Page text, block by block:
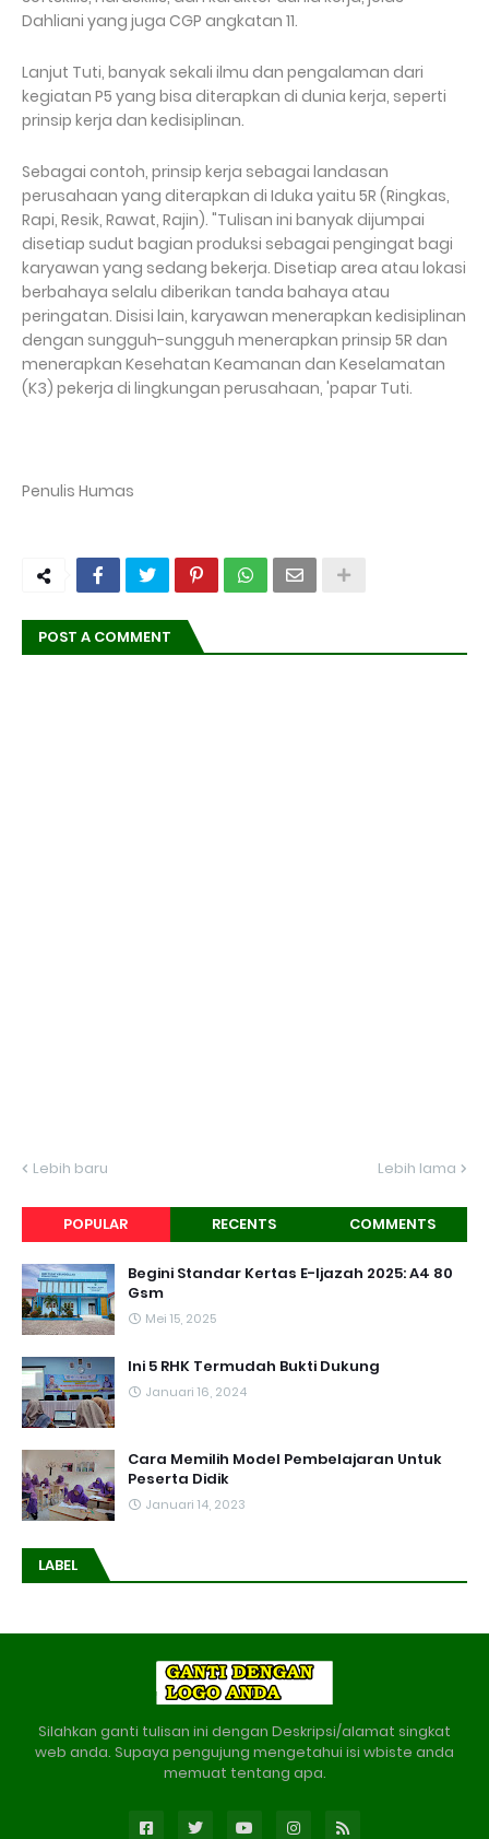
Dahliani yang juga CGP angkatan 11.
Lanjut Tuti, banyak sekali ilmu dan pengalaman dari
kegiatan P5 yang bisa diterapkan di dunia kerja, seperti
prinsip kerja dan kedisiplinan.
Sebagai contoh, prinsip kerja sebagai landasan
perusahaan yang diterapkan di Iduka yaitu 5R (Ringkas,
Rapi, Resik, Rawat, Rajin). "Tulisan ini banyak dijumpai
disetiap sudut bagian produksi sebagai pengingat bagi
karyawan yang sedang bekerja. Disetiap area atau lokasi
berbahaya selalu diberikan tanda bahaya atau
peringatan. Disisi lain, karyawan menerapkan kedisiplinan
dengan sungguh-sungguh menerapkan prinsip 5R dan
menerapkan Kesehatan Keamanan dan Keselamatan
(K3) pekerja di lingkungan perusahaan, 'papar Tuti.
Penulis Humas
POST A COMMENT
Lebih baru Lebih lama
POPULAR RECENTS COMMENTS
Begini Standar Kertas E-Ijazah 2025: A4 80
Gsm
Mei 15, 2025
Ini 5 RHK Termudah Bukti Dukung
Januari 16, 2024
Cara Memilih Model Pembelajaran Untuk
Peserta Didik
Januari 14, 2023
LABEL
Silahkan ganti tulisan ini dengan Deskripsi/alamat singkat
web anda. Supaya pengujung mengetahui isi wbiste anda
memuat tentang apa.